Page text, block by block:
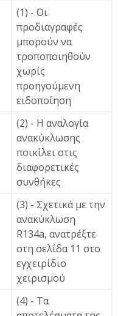
(1) - Οι
προδιαγραφές
μπορούν να
τροποποιηθούν
χωρίς
προηγούμενη
ειδοποίηση
(2) - Η αναλογία
ανακύκλωσης
ποικίλει στις
διαφορετικές
συνθήκες
(3) - Σχετικά με την
ανακύκλωση
R134a, ανατρέξτε
στη σελίδα 11 στο
εγχειρίδιο
χειρισμού
(4) - Τα